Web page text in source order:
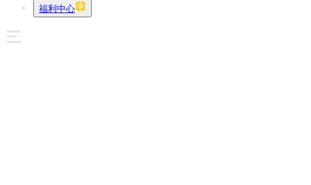
福利中心